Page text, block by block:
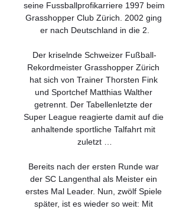
seine Fussballprofikarriere 1997 beim
Grasshopper Club Zürich. 2002 ging
er nach Deutschland in die 2.
Der kriselnde Schweizer Fußball-
Rekordmeister Grasshopper Zürich
hat sich von Trainer Thorsten Fink
und Sportchef Matthias Walther
getrennt. Der Tabellenletzte der
Super League reagierte damit auf die
anhaltende sportliche Talfahrt mit
zuletzt …
Bereits nach der ersten Runde war
der SC Langenthal als Meister ein
erstes Mal Leader. Nun, zwölf Spiele
später, ist es wieder so weit: Mit